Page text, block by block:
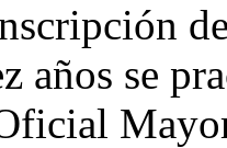
años se